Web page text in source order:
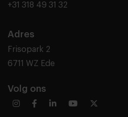
+31 318 49 31 32
Adres
Frisopark 2
6711 WZ Ede
Volg ons